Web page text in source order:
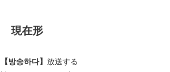
現在形
【방송하다】 放送する